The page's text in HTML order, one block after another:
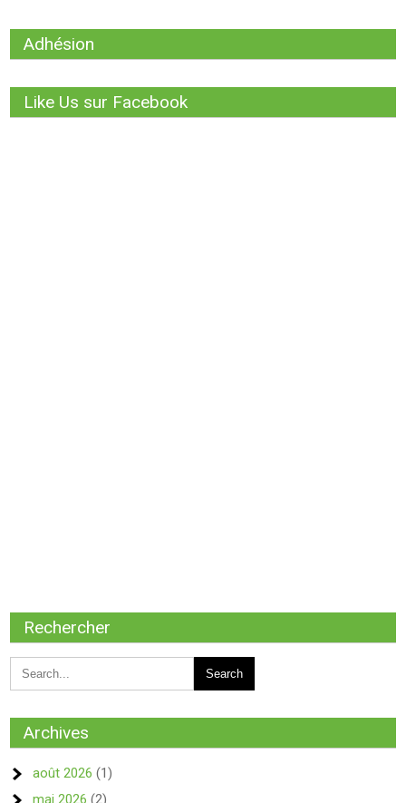
Adhésion
Like Us sur Facebook
Rechercher
Archives
août 2026 (1)
mai 2026 (2)